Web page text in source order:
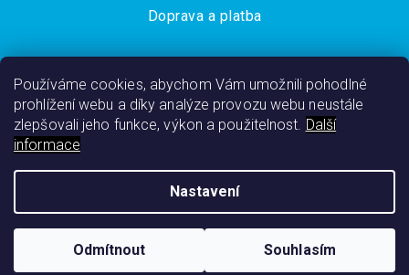
Používáme cookies, abychom Vám umožnili pohodlné
prohlížení webu a díky analýze provozu webu neustále
zlepšovali jeho funkce, výkon a použitelnost. Další
informace
Nastavení
Odmítnout Souhlasím
Doprava a platba
Copyright 2026CukrovinkyNej.cz. Všechna práva